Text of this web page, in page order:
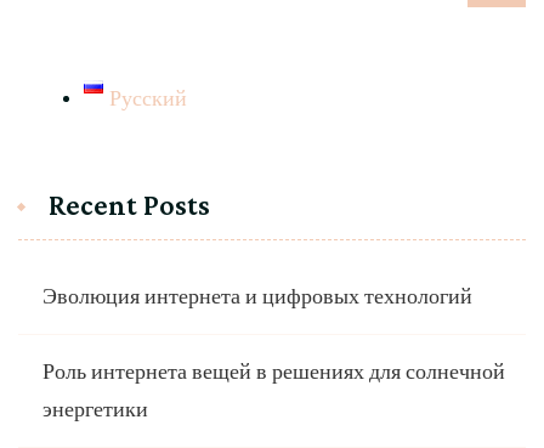
Русский
Recent Posts
Эволюция интернета и цифровых технологий
Роль интернета вещей в решениях для солнечной
энергетики